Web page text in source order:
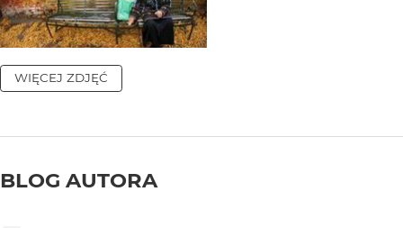
WIĘCEJ ZDJĘĆ
BLOG AUTORA